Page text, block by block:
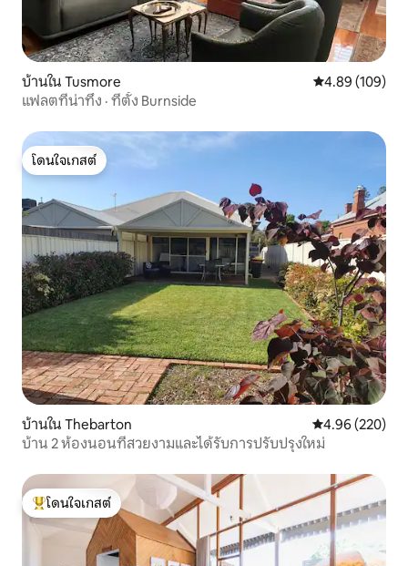
บ้านใน Tusmore คะแนนเฉลี่ย
4.89 (109)
แฟลตที่น่าทึ่ง · ที่ตั้ง Burnside
โดนใจเกสต์
โดนใจเกสต์
บ้านใน Thebarton คะแนนเฉลี่ย
4.96 (220)
บ้าน 2 ห้องนอนที่สวยงามและได้รับการปรับปรุงใหม่
โดนใจเกสต์ที่สุด
โดนใจเกสต์